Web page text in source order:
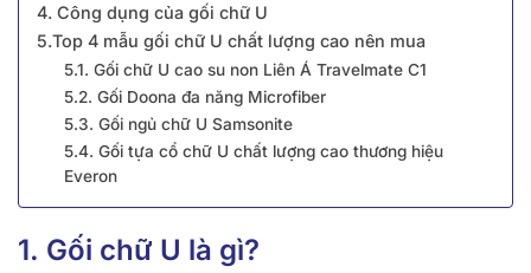
4. Công dụng của gối chữ U
5.Top 4 mẫu gối chữ U chất lượng cao nên mua
5.1. Gối chữ U cao su non Liên Á Travelmate C1
5.2. Gối Doona đa năng Microfiber
5.3. Gối ngủ chữ U Samsonite
5.4. Gối tựa cổ chữ U chất lượng cao thương hiệu
Everon
1. Gối chữ U là gì?